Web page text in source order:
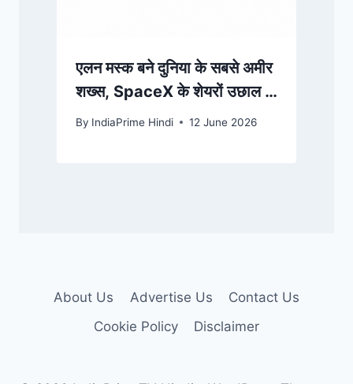
एलन मस्क बने दुनिया के सबसे अमीर
शख्स, SpaceX के शेयरों उछाल के
बाद बने पहले खरबपति
By IndiaPrime Hindi 12 June 2026
About Us Advertise Us
Contact Us
Cookie Policy
Disclaimer